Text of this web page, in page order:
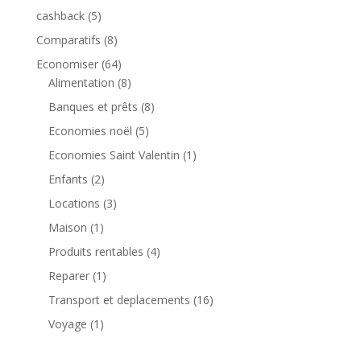
cashback(5)
Comparatifs (8)
Economiser(64)
Alimentation (8)
Banques et prêts (8)
Economies noël (5)
Economies Saint Valentin (1)
Enfants (2)
Locations (3)
Maison (1)
Produits rentables (4)
Reparer(1)
Transport et deplacements (16)
Voyage (1)